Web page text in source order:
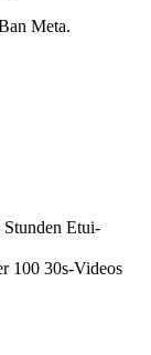
Meta.
Etui-
100 30s-Videos